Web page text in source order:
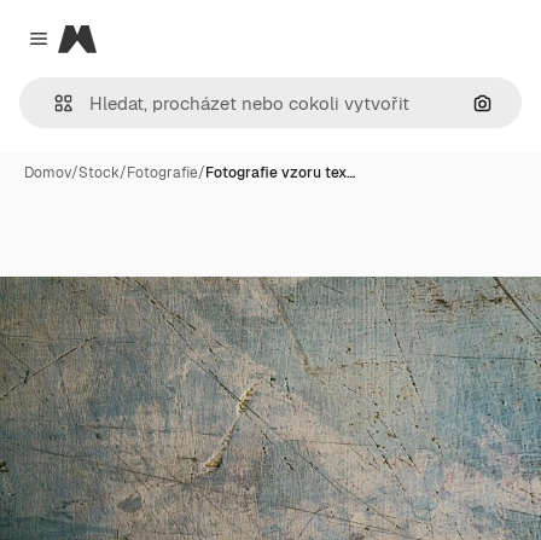
Close menu
Magnific
Hledat
Domov/Stock/Fotografie/Fotografie vzoru tex…